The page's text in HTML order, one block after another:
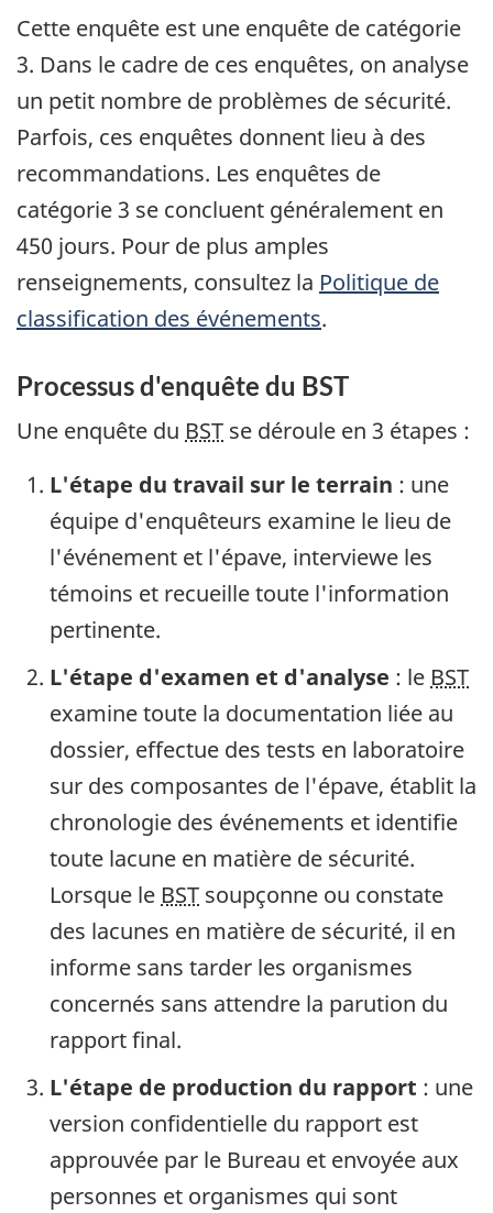
Cette enquête est une enquête de catégorie
3. Dans le cadre de ces enquêtes, on analyse
un petit nombre de problèmes de sécurité.
Parfois, ces enquêtes donnent lieu à des
recommandations. Les enquêtes de
catégorie 3 se concluent généralement en
450 jours. Pour de plus amples
renseignements, consultez la Politique de
classification des événements.
Processus d'enquête du BST
Une enquête du BST se déroule en 3 étapes :
L'étape du travail sur le terrain : une
équipe d'enquêteurs examine le lieu de
l'événement et l'épave, interviewe les
témoins et recueille toute l'information
pertinente.
L'étape d'examen et d'analyse : le BST
examine toute la documentation liée au
dossier, effectue des tests en laboratoire
sur des composantes de l'épave, établit la
chronologie des événements et identifie
toute lacune en matière de sécurité.
Lorsque le BST soupçonne ou constate
des lacunes en matière de sécurité, il en
informe sans tarder les organismes
concernés sans attendre la parution du
rapport final.
L'étape de production du rapport : une
version confidentielle du rapport est
approuvée par le Bureau et envoyée aux
personnes et organismes qui sont